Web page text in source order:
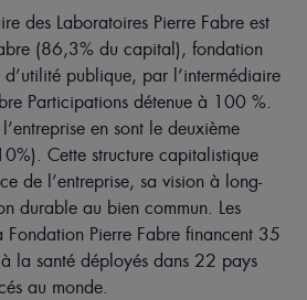
des Laboratoires Pierre Fabre est
(86,3% du capital), fondation
publique, par l’intermédiaire
Participations détenue à 100 %.
en sont le deuxième
Cette structure capitalistique
de l’entreprise, sa vision à long-
durable au bien commun. Les
Fondation Pierre Fabre financent 35
la santé déployés dans 22 pays
au monde.